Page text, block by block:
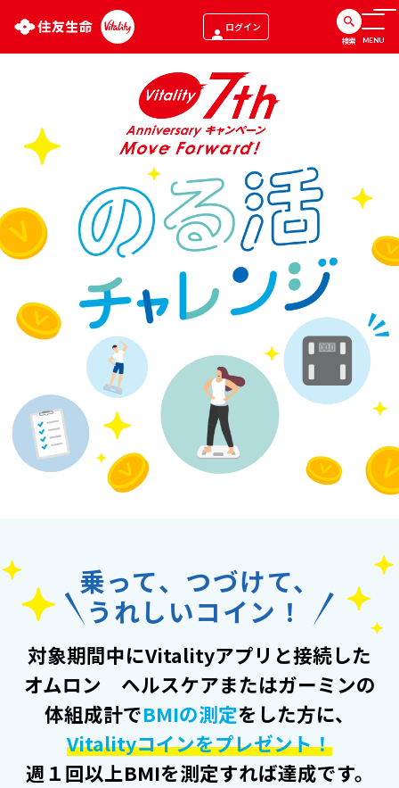
ログイン
検索 MENU
乗って、つづけて、
うれしいコイン！
対象期間中にVitalityアプリと接続した
オムロン ヘルスケアまたはガーミンの
体組成計でBMIの測定をした方に、
Vitalityコインをプレゼント！
週１回以上BMIを測定すれば達成です。